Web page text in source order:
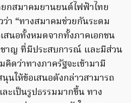
กสมาคมยานยนต์ไฟฟ้าไทย
ว่า “ทางสมาคมช่วยกันระดม
สนอทั้งหมดจากทั้งภาคเอกชน
ชาญ ที่มีประสบการณ์ และมีส่วน
คิดว่าทางภาครัฐจะเข้ามามี
ให้ข้อเสนอดังกล่าวสามารถ
ละเป็นรูปธรรมมากขึ้น ทาง